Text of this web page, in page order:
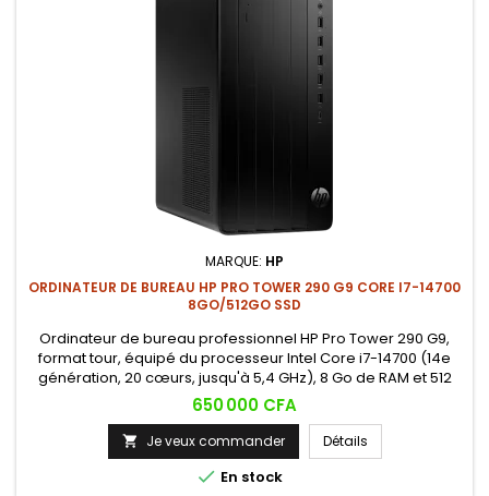
MARQUE: HP
ORDINATEUR DE BUREAU HP PRO TOWER 290 G9 CORE I7-14700
8GO/512GO SSD
Ordinateur de bureau professionnel HP Pro Tower 290 G9,
format tour, équipé du processeur Intel Core i7-14700 (14e
génération, 20 cœurs, jusqu'à 5,4 GHz), 8 Go de RAM et 512
Go de stockage SSD. Une configuration puissante et évolutive
conçue pour les charges de travail professionnelles
exigeantes.
Prix
650 000 CFA
 Je veux commander Détails
 En stock